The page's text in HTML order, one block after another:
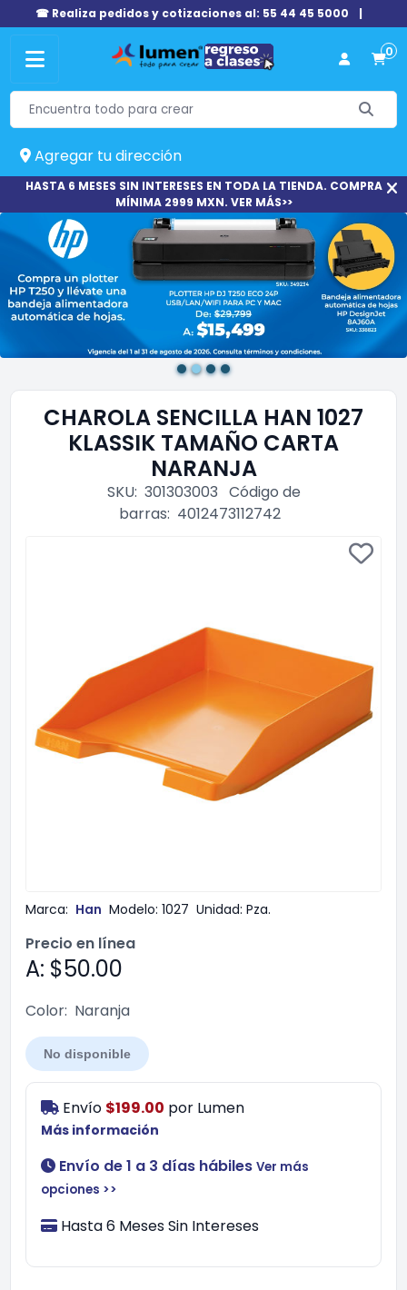
☎ Realiza pedidos y cotizaciones al: 55 44 45 5000 |
0
Agregar tu dirección
HASTA 6 MESES SIN INTERESES EN TODA LA TIENDA. COMPRA
MÍNIMA 2999 MXN. VER MÁS>>
CHAROLA SENCILLA HAN 1027
KLASSIK TAMAÑO CARTA
NARANJA
SKU: 301303003 Código de
barras: 4012473112742
Marca: Han Modelo: 1027 Unidad: Pza.
Precio en línea
A: $50.00
Color: Naranja
No disponible
Envío $199.00 por Lumen
Más información
Envío de 1 a 3 días hábiles Ver más
opciones >>
Hasta 6 Meses Sin Intereses